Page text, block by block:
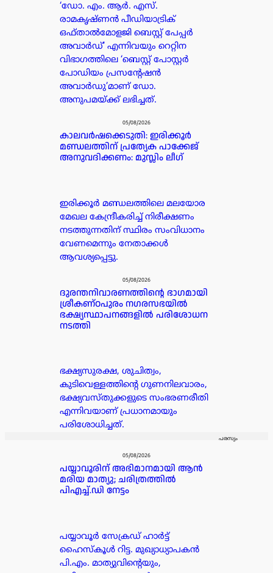
‘ഡോ. എം. ആർ. എസ്.
രാമകൃഷ്ണൻ പീഡിയാട്രിക്
ഒഫ്താൽമോളജി ബെസ്റ്റ് പേപ്പർ
അവാർഡ്’ എന്നിവയും റെറ്റിന
വിഭാഗത്തിലെ ‘ബെസ്റ്റ് പോസ്റ്റർ
പോഡിയം പ്രസന്റേഷൻ
അവാർഡു’മാണ് ഡോ.
അനുപമയ്ക്ക് ലഭിച്ചത്.
05/08/2026
കാലവർഷക്കെടുതി: ഇരിക്കൂർ
മണ്ഡലത്തിന് പ്രത്യേക പാക്കേജ്
അനുവദിക്കണം: മുസ്ലിം ലീഗ്
ഇരിക്കൂർ മണ്ഡലത്തിലെ മലയോര
മേഖല കേന്ദ്രീകരിച്ച് നിരീക്ഷണം
നടത്തുന്നതിന് സ്ഥിരം സംവിധാനം
വേണമെന്നും നേതാക്കൾ
ആവശ്യപ്പെട്ടു.
05/08/2026
ദുരന്തനിവാരണത്തിന്റെ ഭാഗമായി
ശ്രീകണ്ഠപുരം നഗരസഭയിൽ
ഭക്ഷ്യസ്ഥാപനങ്ങളിൽ പരിശോധന
നടത്തി
ഭക്ഷ്യസുരക്ഷ, ശുചിത്വം,
കുടിവെള്ളത്തിന്റെ ഗുണനിലവാരം,
ഭക്ഷ്യവസ്തുക്കളുടെ സംഭരണരീതി
എന്നിവയാണ് പ്രധാനമായും
പരിശോധിച്ചത്.
പരസ്യം
05/08/2026
പയ്യാവൂരിന് അഭിമാനമായി ആൻ
മരിയ മാത്യു; ചരിത്രത്തിൽ
പിഎച്ച്.ഡി നേട്ടം
പയ്യാവൂർ സേക്രഡ് ഹാർട്ട്
ഹൈസ്കൂൾ റിട്ട. മുഖ്യാധ്യാപകൻ
പി.എം. മാത്യുവിന്റെയും,